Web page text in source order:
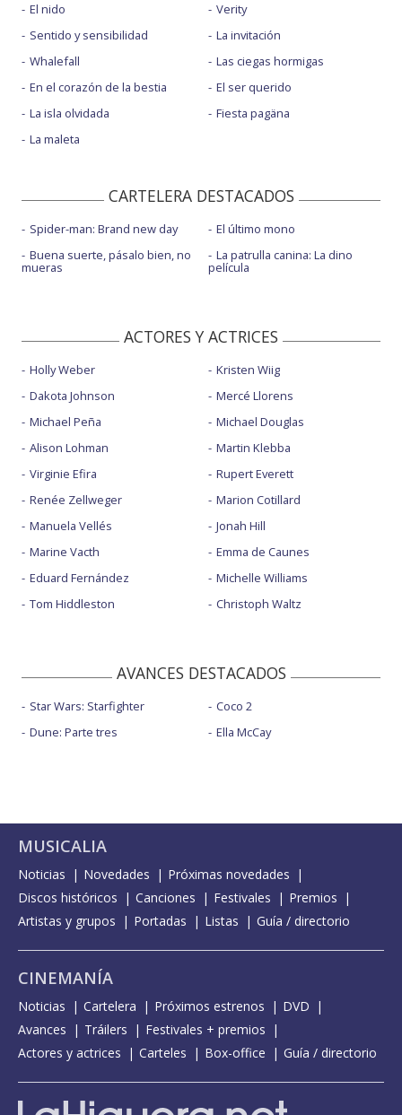
El nido
Sentido y sensibilidad
Whalefall
En el corazón de la bestia
La isla olvidada
La maleta
Verity
La invitación
Las ciegas hormigas
El ser querido
Fiesta pagäna
CARTELERA DESTACADOS
Spider-man: Brand new day
Buena suerte, pásalo bien, no
mueras
El último mono
La patrulla canina: La dino
película
ACTORES Y ACTRICES
Holly Weber
Dakota Johnson
Michael Peña
Alison Lohman
Virginie Efira
Renée Zellweger
Manuela Vellés
Marine Vacth
Eduard Fernández
Tom Hiddleston
Kristen Wiig
Mercé Llorens
Michael Douglas
Martin Klebba
Rupert Everett
Marion Cotillard
Jonah Hill
Emma de Caunes
Michelle Williams
Christoph Waltz
AVANCES DESTACADOS
Star Wars: Starfighter
Dune: Parte tres
Coco 2
Ella McCay
MUSICALIA
Noticias Novedades
Próximas novedades
Discos históricos
Canciones Festivales
Premios
Artistas y grupos
Portadas Listas Guía / directorio
CINEMANÍA
Noticias Cartelera Próximos estrenos
DVD
Avances
Tráilers
Festivales + premios
Actores y actrices
Carteles Box-office Guía / directorio